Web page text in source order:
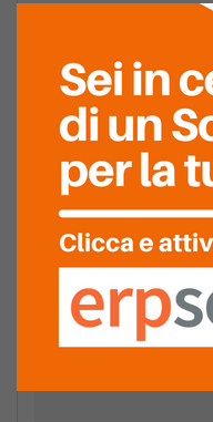
Nome e cognome
Azienda
Provincia
Sito